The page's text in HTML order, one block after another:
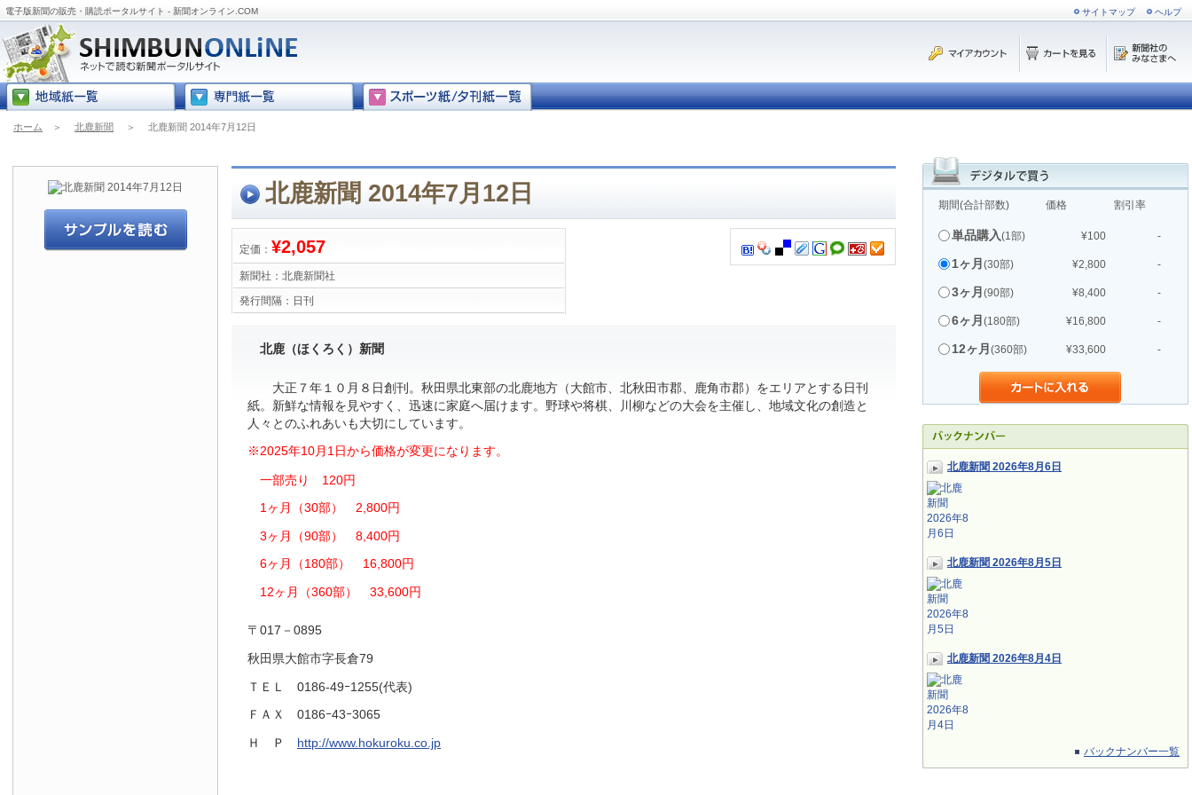
電子版新聞の販売・購読ポータルサイト - 新聞オンライン.COM サイトマップ ヘルプ
ホーム ＞ 北鹿新聞 ＞ 北鹿新聞 2014年7月12日
期間(合計部数) 価格 割引率
単品購入(1部) ¥100 -
1ヶ月 (30部) ¥2,800 -
3ヶ月 (90部) ¥8,400 -
6ヶ月 (180部) ¥16,800 -
12ヶ月 (360部) ¥33,600 -
北鹿新聞 2026年8月6日
北鹿新聞 2026年8月5日
北鹿新聞 2026年8月4日
バックナンバー一覧
北鹿新聞 2014年7月12日
定価： ¥2,057
新聞社： 北鹿新聞社
発行間隔： 日刊
北鹿（ほくろく）新聞
大正７年１０月８日創刊。秋田県北東部の北鹿地方（大館市、北秋田市郡、鹿角市郡）をエリアとする日刊
紙。新鮮な情報を見やすく、迅速に家庭へ届けます。野球や将棋、川柳などの大会を主催し、地域文化の創造と
人々とのふれあいも大切にしています。
※2025年10月1日から価格が変更になります。
一部売り 120円
1ヶ月（30部） 2,800円
3ヶ月（90部） 8,400円
6ヶ月（180部） 16,800円
12ヶ月（360部） 33,600円
〒017－0895
秋田県大館市字長倉79
ＴＥＬ 0186-49ｰ1255(代表)
ＦＡＸ 0186ｰ43ｰ3065
Ｈ Ｐ http://www.hokuroku.co.jp